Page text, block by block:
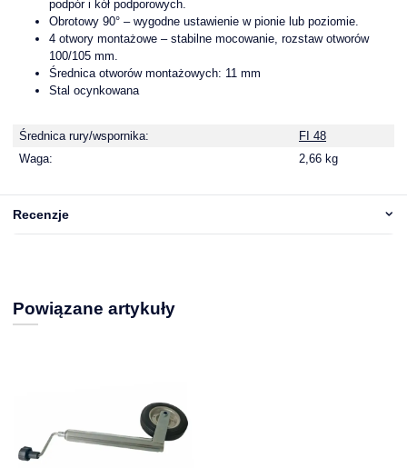
podpór i kół podporowych.
Obrotowy 90° – wygodne ustawienie w pionie lub poziomie.
4 otwory montażowe – stabilne mocowanie, rozstaw otworów
100/105 mm.
Średnica otworów montażowych: 11 mm
Stal ocynkowana
Średnica rury/wspornika:
FI 48
Waga:
2,66 kg
Recenzje
Powiązane artykuły